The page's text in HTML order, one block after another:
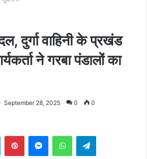
दुर्गा वाहिनी के प्रखंड
ने गरबा पंडालों का
September 28, 2025 0 0
LinkedInPinterestMessengerWhatsAppTelegram